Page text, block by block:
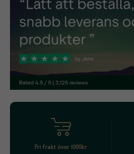
Fri frakt över 1000kr